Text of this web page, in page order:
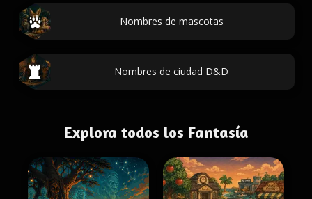
Nombres de mascotas
Nombres de ciudad D&D
Explora todos los Fantasía